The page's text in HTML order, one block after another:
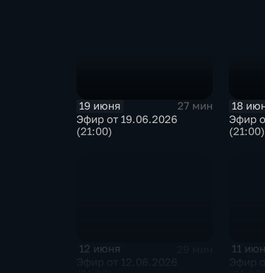
19 июня
27 мин
Эфир от 19.06.2026
(21:00)
18
Эфир
(21:00)
12 июня 11